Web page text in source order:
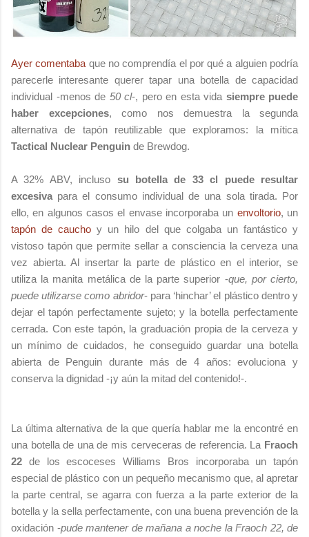
Ayer comentaba que no comprendía el por qué a alguien podría
parecerle interesante querer tapar una botella de capacidad
individual -menos de 50 cl-, pero en esta vida siempre puede
haber excepciones, como nos demuestra la segunda
alternativa de tapón reutilizable que exploramos: la mítica
Tactical Nuclear Penguin de Brewdog.
A 32% ABV, incluso su botella de 33 cl puede resultar
excesiva para el consumo individual de una sola tirada. Por
ello, en algunos casos el envase incorporaba un envoltorio, un
tapón de caucho y un hilo del que colgaba un fantástico y
vistoso tapón que permite sellar a consciencia la cerveza una
vez abierta. Al insertar la parte de plástico en el interior, se
utiliza la manita metálica de la parte superior -que, por cierto,
puede utilizarse como abridor- para ‘hinchar’ el plástico dentro y
dejar el tapón perfectamente sujeto; y la botella perfectamente
cerrada. Con este tapón, la graduación propia de la cerveza y
un mínimo de cuidados, he conseguido guardar una botella
abierta de Penguin durante más de 4 años: evoluciona y
conserva la dignidad -¡y aún la mitad del contenido!-.
La última alternativa de la que quería hablar me la encontré en
una botella de una de mis cerveceras de referencia. La Fraoch
22 de los escoceses Williams Bros incorporaba un tapón
especial de plástico con un pequeño mecanismo que, al apretar
la parte central, se agarra con fuerza a la parte exterior de la
botella y la sella perfectamente, con una buena prevención de la
oxidación -pude mantener de mañana a noche la Fraoch 22, de